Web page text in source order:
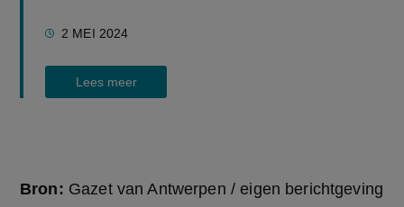
2 MEI 2024
Lees meer
Bron: Gazet van Antwerpen / eigen berichtgeving